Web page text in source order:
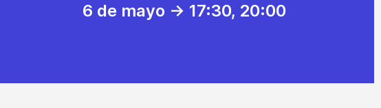
6 de mayo -> 17:30, 20:00